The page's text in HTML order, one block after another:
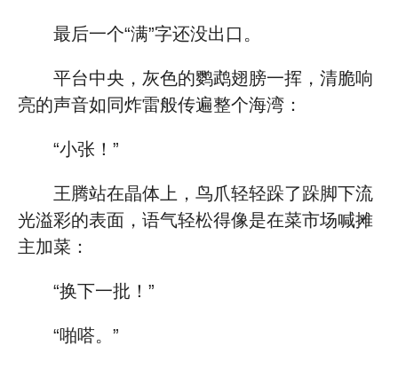
最后一个“满”字还没出口。
平台中央，灰色的鹦鹉翅膀一挥，清脆响
亮的声音如同炸雷般传遍整个海湾：
“小张！”
王腾站在晶体上，鸟爪轻轻跺了跺脚下流
光溢彩的表面，语气轻松得像是在菜市场喊摊
主加菜：
“换下一批！”
“啪嗒。”